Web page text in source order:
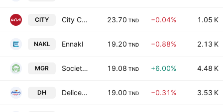
CITY City Cars SA 23.70 TND −0.04% 1.05 K
NAKL Ennakl 19.20 TND −0.88% 2.13 K
MGR Societe Tunisienne des Marches de Gros SA 19.08 TND +6.00% 4.48 K
DH Delice Holding SA 19.00 TND −0.31% 3.53 K